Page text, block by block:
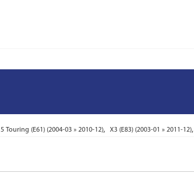
5 Touring (E61) (2004-03 » 2010-12), X3 (E83) (2003-01 » 2011-12),